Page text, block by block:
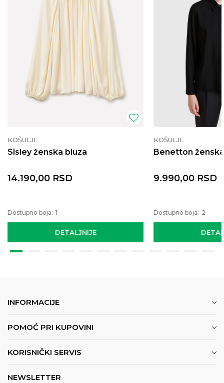
KOŠULJE
Sisley ženska bluza
DETALJNIJE
14.190,00 RSD
Dostupno boja: 1
KOŠULJE
Benetton
9.990,00 RSD
Dostupno boja: 2
INFORMACIJE
POMOĆ PRI KUPOVINI
KORISNIČKI SERVIS
NEWSLETTER